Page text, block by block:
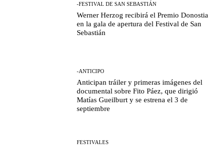
-FESTIVAL DE SAN SEBASTIÁN
Werner Herzog recibirá el Premio Donostia
en la gala de apertura del Festival de San
Sebastián
-ANTICIPO
Anticipan tráiler y primeras imágenes del
documental sobre Fito Páez, que dirigió
Matías Gueilburt y se estrena el 3 de
septiembre
FESTIVALES